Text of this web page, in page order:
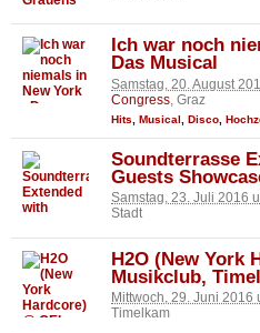
Ich war noch
Das Musical
Samstag, 20. August
Congress , Graz
Hits Musical Disco
Soundterrasse
Guests
Samstag, 23. Juli 2016
Stadt
H2O (New York
Musikclub,
Mittwoch, 29. Juni 2016
Timelkam